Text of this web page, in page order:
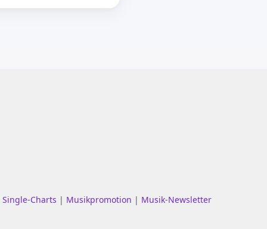
Single-Charts | Musikpromotion | Musik-Newsletter